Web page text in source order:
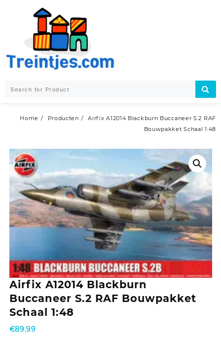
Home Producten
Airfix A12014 Blackburn Buccaneer S.2 RAF
Bouwpakket Schaal 1:48
Airfix A12014 Blackburn
Buccaneer S.2 RAF Bouwpakket
Schaal 1:48
€89.99